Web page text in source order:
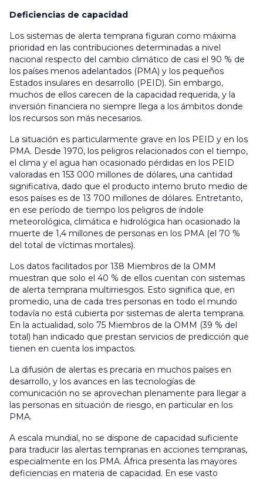
Deficiencias de capacidad
Los sistemas de alerta temprana figuran como máxima
prioridad en las contribuciones determinadas a nivel
nacional respecto del cambio climático de casi el 90 % de
los países menos adelantados (PMA) y los pequeños
Estados insulares en desarrollo (PEID). Sin embargo,
muchos de ellos carecen de la capacidad requerida, y la
inversión financiera no siempre llega a los ámbitos donde
los recursos son más necesarios.
La situación es particularmente grave en los PEID y en los
PMA. Desde 1970, los peligros relacionados con el tiempo,
el clima y el agua han ocasionado pérdidas en los PEID
valoradas en 153 000 millones de dólares, una cantidad
significativa, dado que el producto interno bruto medio de
esos países es de 13 700 millones de dólares. Entretanto,
en ese período de tiempo los peligros de índole
meteorológica, climática e hidrológica han ocasionado la
muerte de 1,4 millones de personas en los PMA (el 70 %
del total de víctimas mortales).
Los datos facilitados por 138 Miembros de la OMM
muestran que solo el 40 % de ellos cuentan con sistemas
de alerta temprana multirriesgos. Esto significa que, en
promedio, una de cada tres personas en todo el mundo
todavía no está cubierta por sistemas de alerta temprana.
En la actualidad, solo 75 Miembros de la OMM (39 % del
total) han indicado que prestan servicios de predicción que
tienen en cuenta los impactos.
La difusión de alertas es precaria en muchos países en
desarrollo, y los avances en las tecnologías de
comunicación no se aprovechan plenamente para llegar a
las personas en situación de riesgo, en particular en los
PMA.
A escala mundial, no se dispone de capacidad suficiente
para traducir las alertas tempranas en acciones tempranas,
especialmente en los PMA. África presenta las mayores
deficiencias en materia de capacidad. En ese vasto